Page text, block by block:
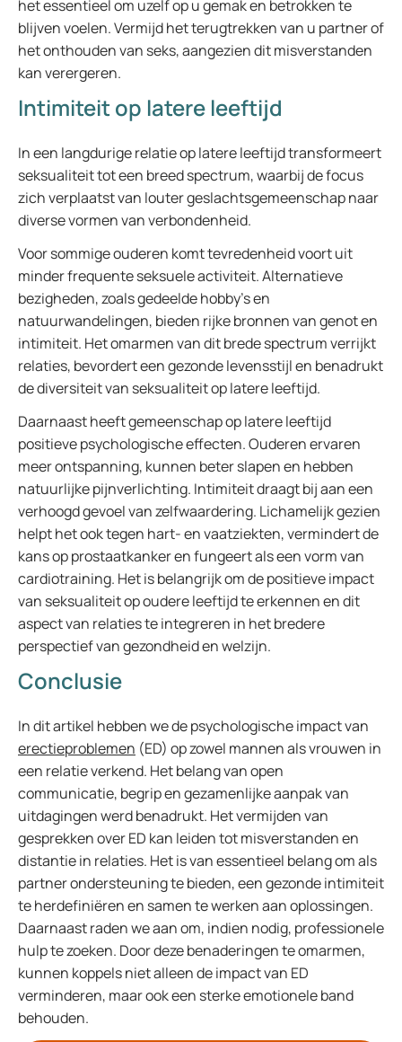
het essentieel om uzelf op u gemak en betrokken te
blijven voelen. Vermijd het terugtrekken van u partner of
het onthouden van seks, aangezien dit misverstanden
kan verergeren.
Intimiteit op latere leeftijd
In een langdurige relatie op latere leeftijd transformeert
seksualiteit tot een breed spectrum, waarbij de focus
zich verplaatst van louter geslachtsgemeenschap naar
diverse vormen van verbondenheid.
Voor sommige ouderen komt tevredenheid voort uit
minder frequente seksuele activiteit. Alternatieve
bezigheden, zoals gedeelde hobby's en
natuurwandelingen, bieden rijke bronnen van genot en
intimiteit. Het omarmen van dit brede spectrum verrijkt
relaties, bevordert een gezonde levensstijl en benadrukt
de diversiteit van seksualiteit op latere leeftijd.
Daarnaast heeft gemeenschap op latere leeftijd
positieve psychologische effecten. Ouderen ervaren
meer ontspanning, kunnen beter slapen en hebben
natuurlijke pijnverlichting. Intimiteit draagt bij aan een
verhoogd gevoel van zelfwaardering. Lichamelijk gezien
helpt het ook tegen hart- en vaatziekten, vermindert de
kans op prostaatkanker en fungeert als een vorm van
cardiotraining. Het is belangrijk om de positieve impact
van seksualiteit op oudere leeftijd te erkennen en dit
aspect van relaties te integreren in het bredere
perspectief van gezondheid en welzijn.
Conclusie
In dit artikel hebben we de psychologische impact van
erectieproblemen (ED) op zowel mannen als vrouwen in
een relatie verkend. Het belang van open
communicatie, begrip en gezamenlijke aanpak van
uitdagingen werd benadrukt. Het vermijden van
gesprekken over ED kan leiden tot misverstanden en
distantie in relaties. Het is van essentieel belang om als
partner ondersteuning te bieden, een gezonde intimiteit
te herdefiniëren en samen te werken aan oplossingen.
Daarnaast raden we aan om, indien nodig, professionele
hulp te zoeken. Door deze benaderingen te omarmen,
kunnen koppels niet alleen de impact van ED
verminderen, maar ook een sterke emotionele band
behouden.